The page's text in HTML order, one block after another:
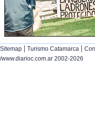
Sitemap | Turismo Catamarca |
/www.diarioc.com.ar 2002-2026